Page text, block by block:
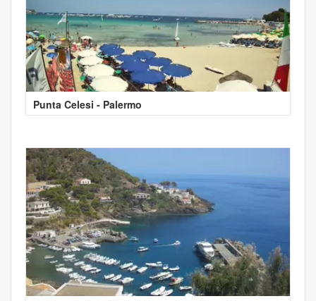
Punta Celesi - Palermo